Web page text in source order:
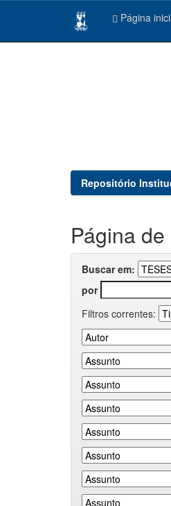
Página
Repositório
Página
Buscar em:
por
Filtros correntes: